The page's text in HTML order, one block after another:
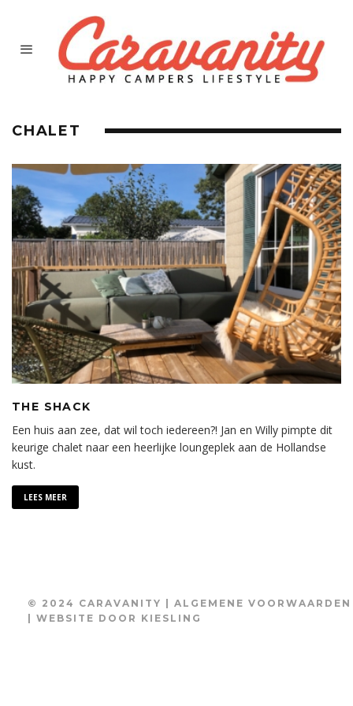
CHALET
THE SHACK
Een huis aan zee, dat wil toch iedereen?! Jan en Willy pimpte dit
keurige chalet naar een heerlijke loungeplek aan de Hollandse
kust.
LEES MEER
© 2024 CARAVANITY | ALGEMENE VOORWAARDEN
| WEBSITE DOOR KIESLING